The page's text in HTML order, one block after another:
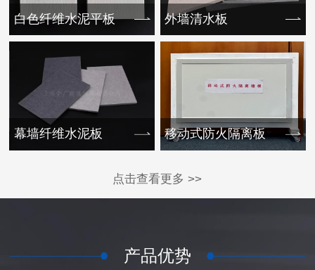
白色纤维水泥平板 外墙清水板
幕墙纤维水泥板 移动式防火隔离板
点击查看更多 >>
产品优势